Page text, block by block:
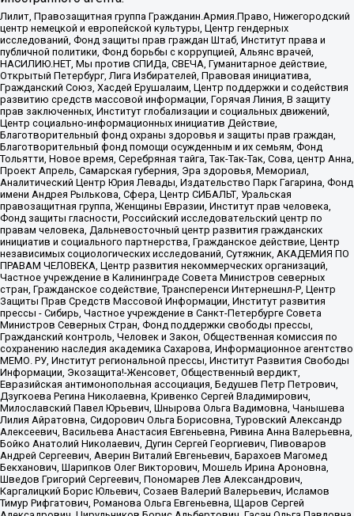
Лилит, Правозащитная группа Гражданин.Армия.Право, Нижегородский
центр немецкой и европейской культуры, Центр гендерных
исследований, Фонд защиты прав граждан Штаб, Институт права и
публичной политики, Фонд борьбы с коррупцией, Альянс врачей,
НАСИЛИЮ.НЕТ, Мы против СПИДа, СВЕЧА, Гуманитарное действие,
Открытый Петербург, Лига Избирателей, Правовая инициатива,
Гражданский Союз, Хасдей Ерушалаим, Центр поддержки и содействия
развитию средств массовой информации, Горячая Линия, В защиту
прав заключенных, Институт глобализации и социальных движений,
Центр социально-информационных инициатив Действие,
Благотворительный фонд охраны здоровья и защиты прав граждан,
Благотворительный фонд помощи осужденным и их семьям, Фонд
Тольятти, Новое время, Серебряная тайга, Так-Так-Так, Сова, центр Анна,
Проект Апрель, Самарская губерния, Эра здоровья, Мемориал,
Аналитический Центр Юрия Левады, Издательство Парк Гагарина, Фонд
имени Андрея Рылькова, Сфера, Центр СИБАЛЬТ, Уральская
правозащитная группа, Женщины Евразии, Институт прав человека,
Фонд защиты гласности, Российский исследовательский центр по
правам человека, Дальневосточный центр развития гражданских
инициатив и социального партнерства, Гражданское действие, Центр
независимых социологических исследований, Сутяжник, АКАДЕМИЯ ПО
ПРАВАМ ЧЕЛОВЕКА, Центр развития некоммерческих организаций,
Частное учреждение в Калининграде Совета Министров северных
стран, Гражданское содействие, Трансперенси Интернешнл-Р, Центр
Защиты Прав Средств Массовой Информации, Институт развития
прессы - Сибирь, Частное учреждение в Санкт-Петербурге Совета
Министров Северных Стран, Фонд поддержки свободы прессы,
Гражданский контроль, Человек и Закон, Общественная комиссия по
сохранению наследия академика Сахарова, Информационное агентство
МЕМО. РУ, Институт региональной прессы, Институт Развития Свободы
Информации, Экозащита!-Женсовет, Общественный вердикт,
Евразийская антимонопольная ассоциация, Бедушев Петр Петрович,
Дзугкоева Регина Николаевна, Кривенко Сергей Владимирович,
Милославский Павел Юрьевич, Шнырова Ольга Вадимовна, Чанышева
Лилия Айратовна, Сидорович Ольга Борисовна, Туровский Александр
Алексеевич, Васильева Анастасия Евгеньевна, Ривина Анна Валерьевна,
Бойко Анатолий Николаевич, Дугин Сергей Георгиевич, Пивоваров
Андрей Сергеевич, Аверин Виталий Евгеньевич, Барахоев Магомед
Бекханович, Шарипков Олег Викторович, Мошель Ирина Ароновна,
Шведов Григорий Сергеевич, Пономарев Лев Александрович,
Каргалицкий Борис Юльевич, Созаев Валерий Валерьевич, Исламов
Тимур Рифгатович, Романова Ольга Евгеньевна, Щаров Сергей